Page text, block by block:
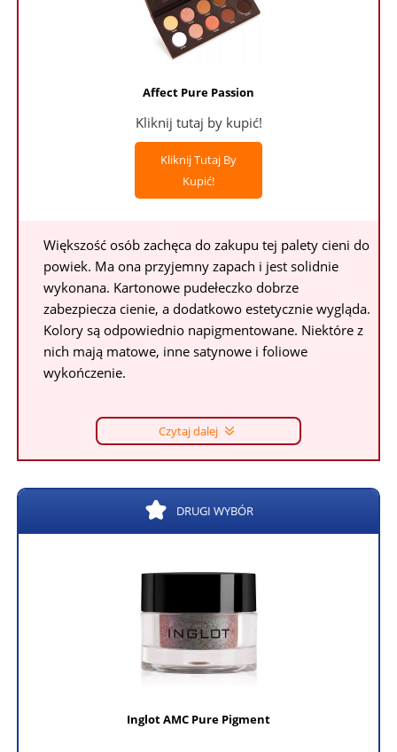
Affect Pure Passion
Kliknij tutaj by kupić!
Kliknij Tutaj By
Kupić!
Większość osób zachęca do zakupu tej palety cieni do
powiek. Ma ona przyjemny zapach i jest solidnie
wykonana. Kartonowe pudełeczko dobrze
zabezpiecza cienie, a dodatkowo estetycznie wygląda.
Kolory są odpowiednio napigmentowane. Niektóre z
nich mają matowe, inne satynowe i foliowe
wykończenie.
Czytaj dalej
DRUGI WYBÓR
Inglot AMC Pure Pigment